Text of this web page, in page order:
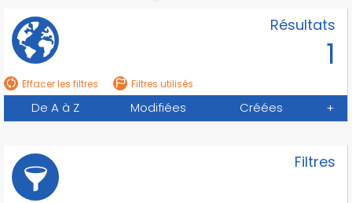
Résultats
1
Effacer les filtres Filtres utilisés
De A à Z Modifiées Créées +
Filtres